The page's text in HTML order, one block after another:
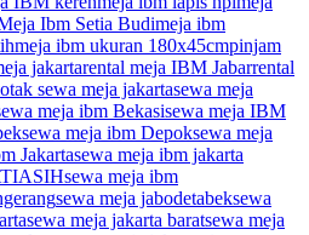
Ibm Setia Budimeja ibm
meja ibm ukuran 180x45cmpinjam
jakartarental meja IBM Jabarrental
sewa meja jakartasewa meja
meja ibm Bekasisewa meja IBM
sewa meja ibm Depoksewa meja
Jakartasewa meja ibm jakarta
sewa meja ibm
sewa meja jabodetabeksewa
sewa meja jakarta baratsewa meja